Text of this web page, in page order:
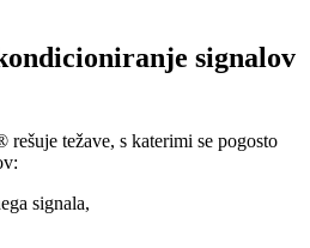
signalov
težave, s katerimi se pogosto
signala,